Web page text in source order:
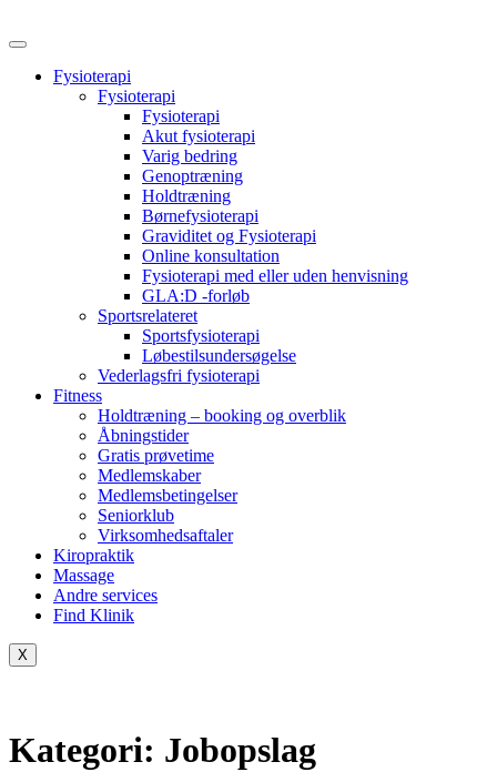
til
Fysioterapi
Fysioterapi
Fysioterapi
Akut fysioterapi
Varig bedring
Genoptræning
Holdtræning
Børnefysioterapi
Graviditet og Fysioterapi
Online konsultation
Fysioterapi med eller uden henvisning
GLA:D -forløb
Sportsrelateret
Sportsfysioterapi
Løbestilsundersøgelse
Vederlagsfri fysioterapi
Fitness
Holdtræning – booking og overblik
Åbningstider
Gratis prøvetime
Medlemskaber
Medlemsbetingelser
Seniorklub
Virksomhedsaftaler
Kiropraktik
Massage
Andre services
Find Klinik
X
Kategori: Jobopslag